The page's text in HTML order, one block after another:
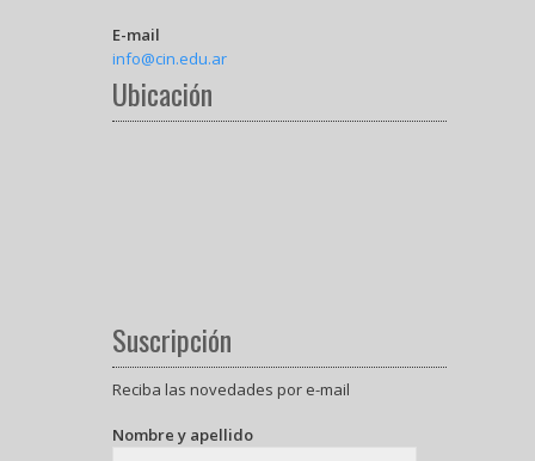
E-mail
info@cin.edu.ar
Ubicación
Suscripción
Reciba las novedades por e-mail
Nombre y apellido